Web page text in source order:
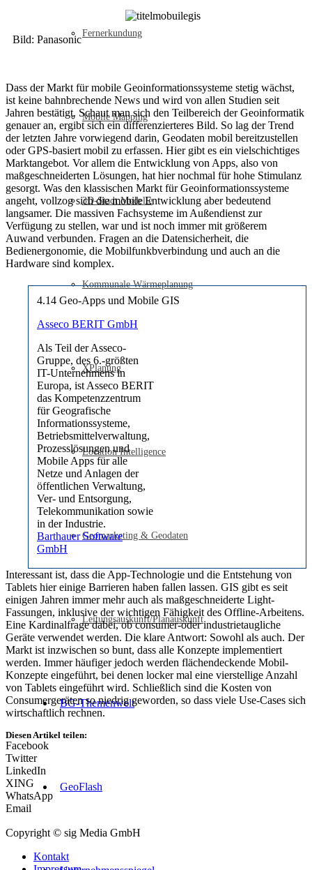
Fernerkundung
Mobile Mapping
3D-Stadt Modelle
Kommunale Wärmeplanung
XPlanung
Location Intelligence
Geomarketing & Geodaten
Leitungsauskunft/Planauskunft
BG-Themenwelt
GeoFlash
Bild: Panasonic
Dass der Markt für mobile Geoinformationssysteme stetig wächst,
ist keine bahnbrechende News und wird von allen Studien seit
Jahren bestätigt. Schaut man sich den Teilbereich der Geoinformatik
genauer an, ergibt sich ein differenzierteres Bild. So lag der Trend
der letzten Jahre vorwiegend darin, Geodaten mobil bereitzustellen
oder GPS-basiert mobil zu erfassen. Hier gibt es ein vielschichtiges
Marktangebot. Vor allem die Entwicklung von Apps, also von
maßgeschneiderten Lösungen, hat hier nochmal für hohe Stimulanz
gesorgt. Was den klassischen Markt für Geoinformationssysteme
angeht, vollzog sich die mobile Entwicklung aber bedeutend
langsamer. Die massiven Fachsysteme im Außendienst zur
Verfügung zu stellen, war und ist noch immer mit größerem
Auwand verbunden. Fragen an die Datensicherheit, die
Bedienergonomie, die Mobilfunkbverbindung und auch an die
Hardware sind komplex.
4.14 Geo-Apps und Mobile GIS
Asseco BERIT GmbH
Als Teil der Asseco-
Gruppe, des 6.-größten
IT-Unternehmens in
Europa, ist Asseco BERIT
das Kompetenzzentrum
für Geografische
Informationssysteme,
Betriebsmittelverwaltung,
Prozesslösungen und
Mobile Apps für alle
Netze und Anlagen der
öffentlichen Verwaltung,
Ver- und Entsorgung,
Telekommunikation sowie
in der Industrie.
Barthauer Software
GmbH
Seit über 25 Jahren
entwickelt
BARTHAUER
zuverlässige
Infrainformatik-Software.
Das
Netzinformationssystem
BaSYS bietet umfassende
Tools für die Sparten
Kanal, Wasser, Gas und
Kabel. Mit GeoDS, dem
Geoobjects Design
beliebige Geoobjekte oder
Kataster für jedwedes
kommunales Inventar
erschaffen
werden. Weltweit
einzigartig lassen sich
Multiplattformkonzept
GIS/CAD-Systeme
Interessant ist, dass die App-Technologie und die Entstehung von
Tablets hier einige Barrieren haben fallen lassen. GIS gibt es seit
einigen Jahren immer mehr auch als maßgeschneiderte Light-
Fassungen, inklusive der wichtigen Fähigkeit des Offline-Arbeitens.
Eine Kardinalfrage dabei, ob consumer-oder industrietaugliche
Geräte verwendet werden. Die klare Antwort: Sowohl als auch. Der
Markt ist inzwischen so bunt, dass alle Konzepte implementiert
werden. Immer häufiger jedoch werden flächendeckende Mobil-
Konzepte eingeführt, bei denen locker mal eine vierstellige Anzahl
von Tablets eingeführt wird. Schließlich sind die Kosten von
Consumergeräten so niedrig geworden, so dass viele Use-Cases sich
wirtschaftlich rechnen.
Diesen Artikel teilen:
Facebook
Twitter
LinkedIn
XING
WhatsApp
Email
Copyright © sig Media GmbH
Kontakt